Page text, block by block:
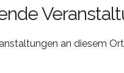
an diesem